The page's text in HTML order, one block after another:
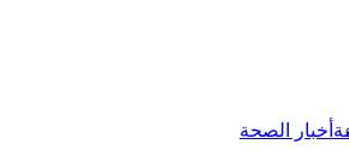
أخبار الصحة